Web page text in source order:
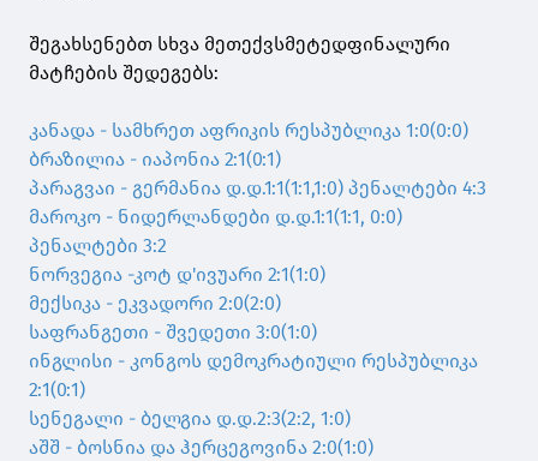
შეგახსენებთ სხვა მეთექვსმეტედფინალური
მატჩების შედეგებს:
კანადა - სამხრეთ აფრიკის რესპუბლიკა 1:0(0:0)
ბრაზილია - იაპონია 2:1(0:1)
პარაგვაი - გერმანია დ.დ.1:1(1:1,1:0) პენალტები 4:3
მაროკო - ნიდერლანდები დ.დ.1:1(1:1, 0:0)
პენალტები 3:2
ნორვეგია -კოტ დ'ივუარი 2:1(1:0)
მექსიკა - ეკვადორი 2:0(2:0)
საფრანგეთი - შვედეთი 3:0(1:0)
ინგლისი - კონგოს დემოკრატიული რესპუბლიკა
2:1(0:1)
სენეგალი - ბელგია დ.დ.2:3(2:2, 1:0)
აშშ - ბოსნია და ჰერცეგოვინა 2:0(1:0)